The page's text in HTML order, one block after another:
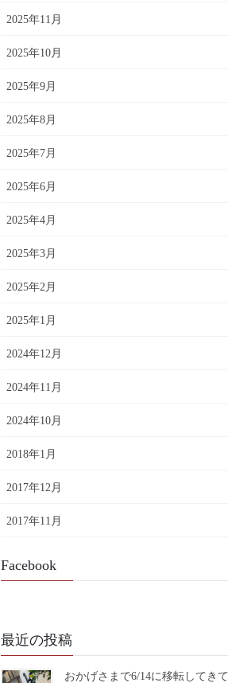
2025年11月
2025年10月
2025年9月
2025年8月
2025年7月
2025年6月
2025年4月
2025年3月
2025年2月
2025年1月
2024年12月
2024年11月
2024年10月
2018年1月
2017年12月
2017年11月
Facebook
最近の投稿
おかげさまで6/14に移転してきて